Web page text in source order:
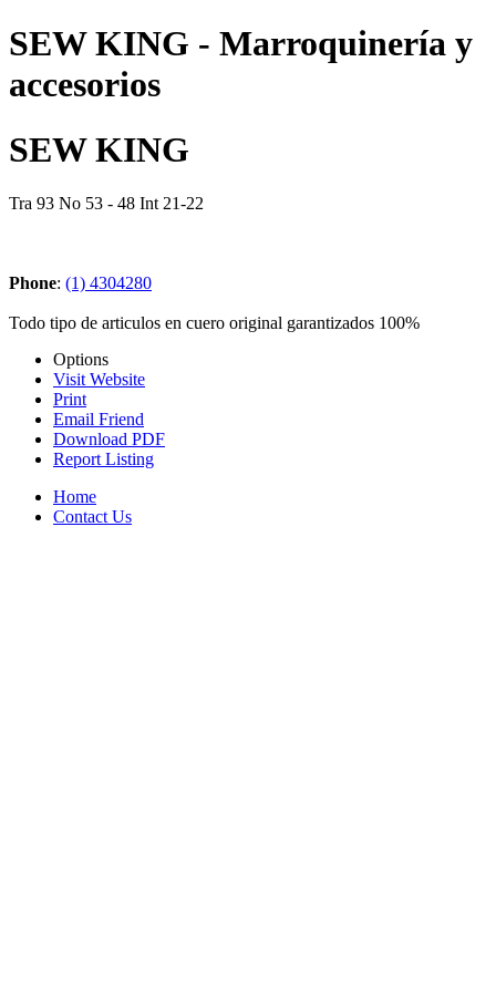
SEW KING - Marroquinería y
accesorios
SEW KING
Tra 93 No 53 - 48 Int 21-22
Phone: (1) 4304280
Todo tipo de articulos en cuero original garantizados 100%
Options
Visit Website
Print
Email Friend
Download PDF
Report Listing
Home
Contact Us